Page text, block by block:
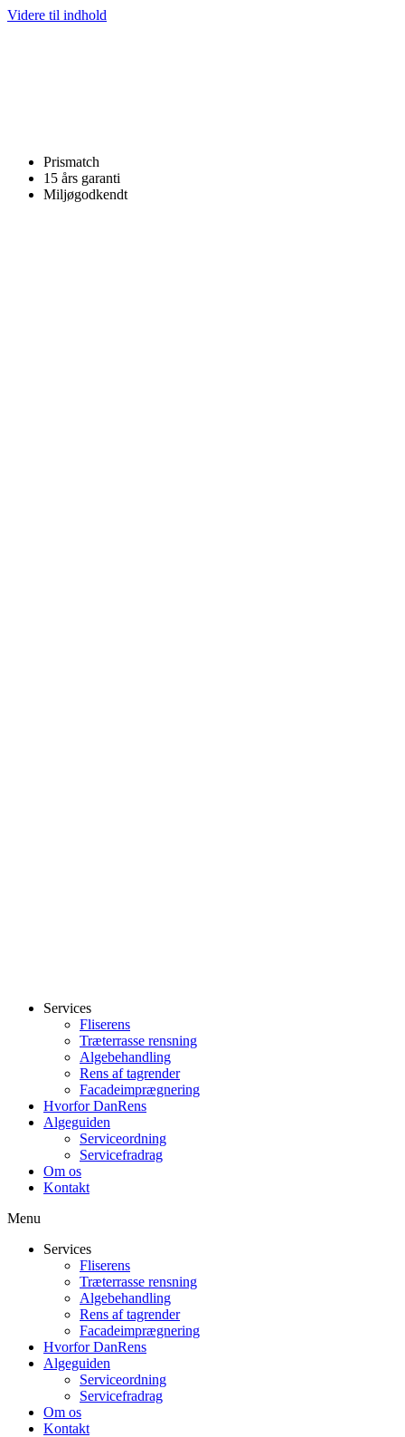
Videre til indhold
Prismatch
15 års garanti
Miljøgodkendt
Services
Fliserens
Træterrasse rensning
Algebehandling
Rens af tagrender
Facadeimprægnering
Hvorfor DanRens
Algeguiden
Serviceordning
Servicefradrag
Om os
Kontakt
Menu
Services
Fliserens
Træterrasse rensning
Algebehandling
Rens af tagrender
Facadeimprægnering
Hvorfor DanRens
Algeguiden
Serviceordning
Servicefradrag
Om os
Kontakt